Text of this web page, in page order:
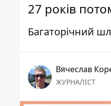
27 років
Багаторічний
Вячеслав
ЖУРНАЛІСТ